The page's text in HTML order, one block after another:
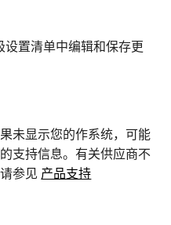
置清单中编辑和保存更
未显示您的作系统，可能
支持信息。有关供应商不
参见 产品支持